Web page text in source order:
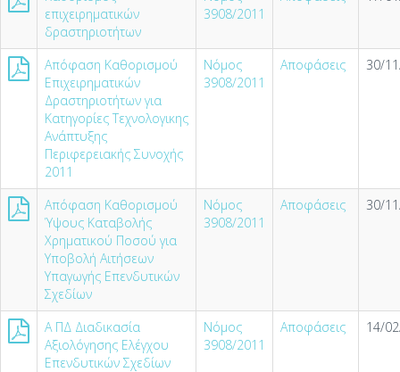
επιχειρηματικών
δραστηριοτήτων
3908/2011
Απόφαση Καθορισμού
Επιχειρηματικών
Δραστηριοτήτων για
Κατηγορίες Τεχνολογικης
Ανάπτυξης
Περιφερειακής Συνοχής
2011
Νόμος
3908/2011
Αποφάσεις 30/
Απόφαση Καθορισμού
Ύψους Καταβολής
Χρηματικού Ποσού για
Υποβολή Αιτήσεων
Υπαγωγής Επενδυτικών
Σχεδίων
Νόμος
3908/2011
Αποφάσεις 30/
Α ΠΔ Διαδικασία
Αξιολόγησης Ελέγχου
Επενδυτικών Σχεδίων
Νόμος
3908/2011
Αποφάσεις 14/